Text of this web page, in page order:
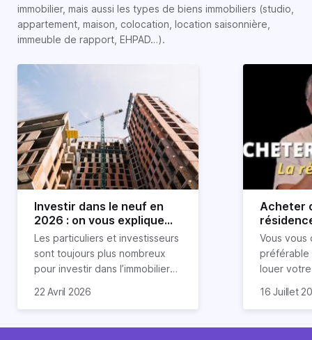
immobilier, mais aussi les types de biens immobiliers (studio,
appartement, maison, colocation, location saisonnière,
immeuble de rapport, EHPAD…).
Investir dans le neuf en
2026 : on vous explique
tout !
Les particuliers et investisseurs
sont toujours plus nombreux
pour investir dans l’immobilier
nombreux avantages à choisir
expliquons tout dans cet
22 Avril 2026
Acheter
règle
révélée
Vous vous
préférable
louer
expert en
règle
l'argent
16 Juillet